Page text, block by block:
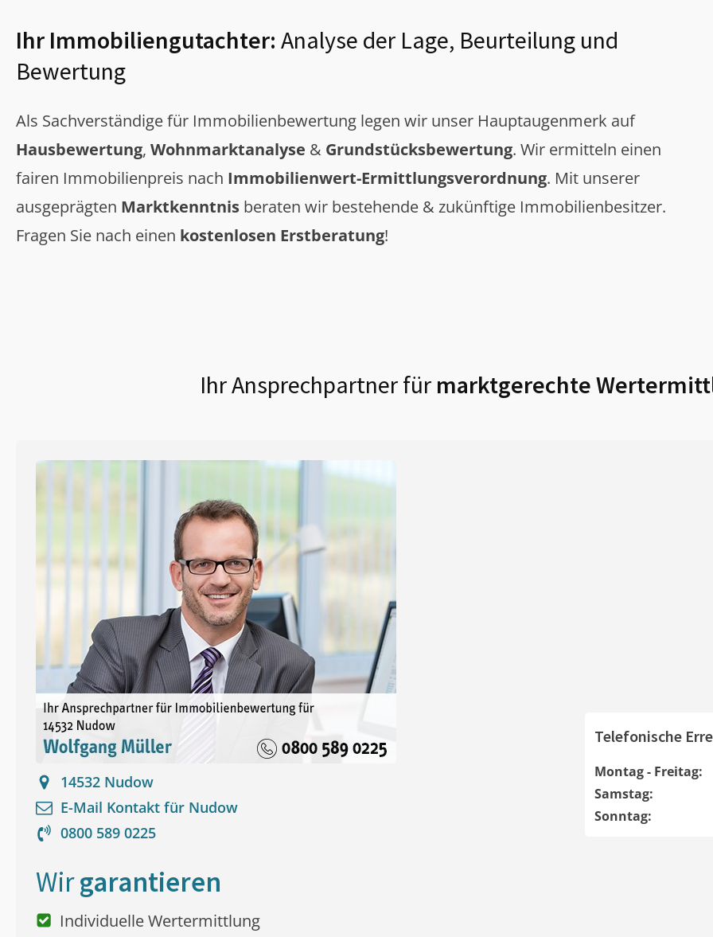
Ihr Immobiliengutachter: Analyse der Lage, Beurteilung und
Bewertung
Als Sachverständige für Immobilienbewertung legen wir unser Hauptaugenmerk auf
Hausbewertung, Wohnmarktanalyse & Grundstücksbewertung. Wir ermitteln einen
fairen Immobilienpreis nach Immobilienwert-Ermittlungsverordnung. Mit unserer
ausgeprägten Marktkenntnis beraten wir bestehende & zukünftige Immobilienbesitzer.
Fragen Sie nach einen kostenlosen Erstberatung!
Ihr Ansprechpartner für marktgerechte
14532 Nudow
E-Mail Kontakt für Nudow
0800 589 0225
Telefonische
Montag - Freitag:
Samstag:
Sonntag:
Wirgarantieren
Individuelle Wertermittlung